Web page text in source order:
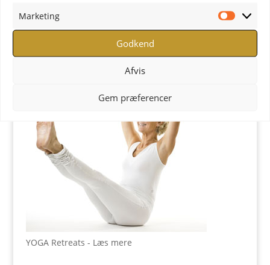
Marketing
Godkend
Afvis
Gem præferencer
YOGA Retreats - Læs mere